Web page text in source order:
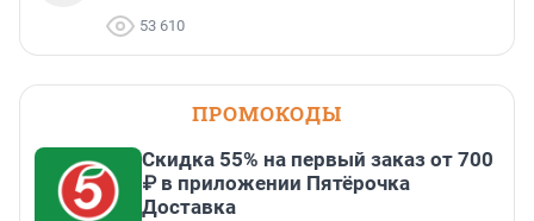
53 610
ПРОМОКОДЫ
Скидка 55% на первый заказ от 700
₽ в приложении Пятёрочка
Доставка